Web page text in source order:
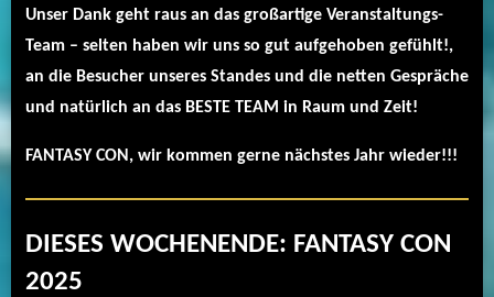
Unser Dank geht raus an das großartige Veranstaltungs-
Team – selten haben wir uns so gut aufgehoben gefühlt!,
an die Besucher unseres Standes und die netten Gespräche
und natürlich an das BESTE TEAM in Raum und Zeit!
FANTASY CON, wir kommen gerne nächstes Jahr wieder!!!
DIESES WOCHENENDE: FANTASY CON
2025